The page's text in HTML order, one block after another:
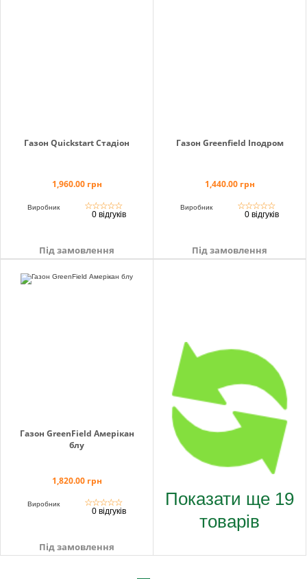
Газон Quickstart Стадіон
1,960.00 грн
Виробник ☆☆☆☆☆
0 відгуків
Під замовлення
Газон Greenfield Іподром
1,440.00 грн
Виробник ☆☆☆☆☆
0 відгуків
Під замовлення
Газон GreenField Амерікан
блу
1,820.00 грн
Виробник ☆☆☆☆☆
0 відгуків
Під замовлення
Показати ще 19
товарів